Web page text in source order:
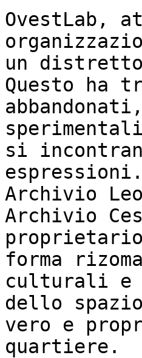
OvestLab,
un
Questo ha
si
Archivio
Archivio
forma
culturali e
dello
vero e
quartiere.